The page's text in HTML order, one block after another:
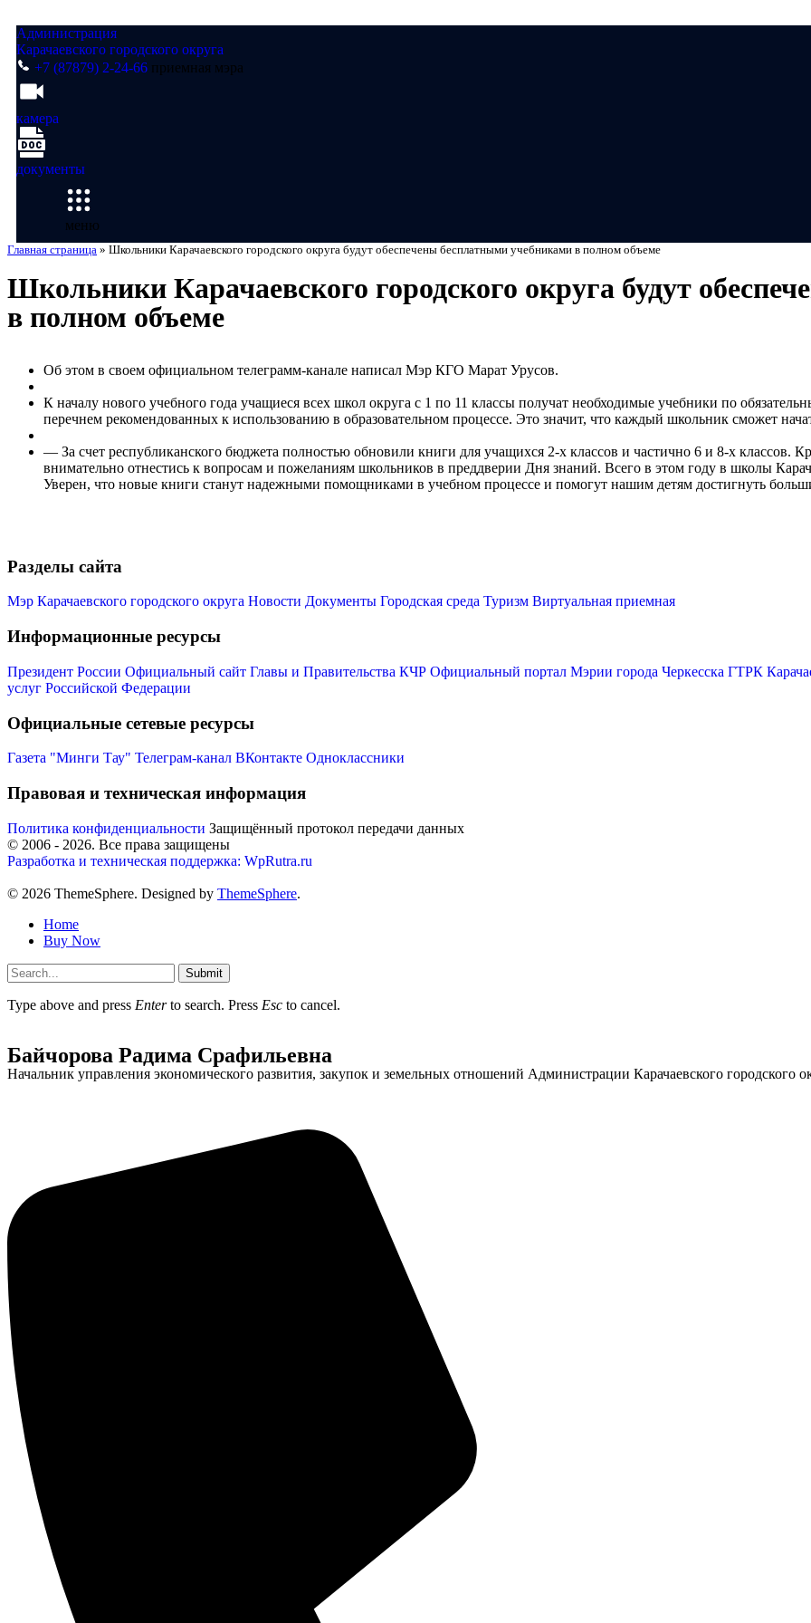
Администрация
Карачаевского городского округа
+7 (87879) 2-24-66 приемная мэра
камера
документы
меню
Главная страница » Школьники Карачаевского городского округа будут обеспечены бесплатными учебниками в полном объеме
Школьники Карачаевского городского округа будут
в полном объеме
Об этом в своем официальном телеграмм-канале написал Мэр КГО Марат Урусов.
К началу нового учебного года учащиеся всех школ округа с 1 по 11 классы получат необходимые учебники по
перечнем рекомендованных к использованию в образовательном процессе. Это значит, что каждый школьник сможет
— За счет республиканского бюджета полностью обновили книги для учащихся 2-х классов и частично 6 и 8-х классов.
внимательно отнестись к вопросам и пожеланиям школьников в преддверии Дня знаний. Всего в этом году в школы
Уверен, что новые книги станут надежными помощниками в учебном процессе и помогут нашим детям достигнуть
Разделы сайта
Мэр Карачаевского городского округа Новости Документы Городская среда Туризм Виртуальная приемная
Информационные ресурсы
Президент России Официальный сайт Главы и Правительства КЧР Официальный портал Мэрии города Черкесска ГТРК
услуг Российской Федерации
Официальные сетевые ресурсы
Газета "Минги Тау" Телеграм-канал ВКонтакте Одноклассники
Правовая и техническая информация
Политика конфиденциальности Защищённый протокол передачи данных
© 2006 - 2026. Все права защищены
Разработка и техническая поддержка: WpRutra.ru
© 2026 ThemeSphere. Designed by ThemeSphere.
Home
Buy Now
Submit
Type above and press Enterto search. Press Esc to cancel.
Байчорова Радима Срафильевна
Начальник управления экономического развития, закупок и земельных отношений Администрации Карачаевского городского